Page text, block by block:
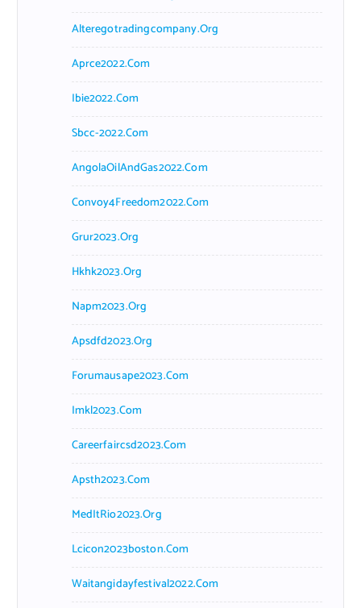
Alteregotradingcompany.org
Aprce2022.com
Ibie2022.com
Sbcc-2022.com
AngolaOilAndGas2022.com
Convoy4Freedom2022.com
Grur2023.org
Hkhk2023.org
Napm2023.org
Apsdfd2023.org
Forumausape2023.com
Imkl2023.com
Careerfaircsd2023.com
Apsth2023.com
MedItRio2023.org
Lcicon2023boston.com
Waitangidayfestival2022.com